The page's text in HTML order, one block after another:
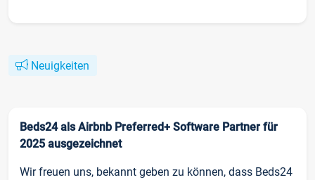
Neuigkeiten
Beds24 als Airbnb Preferred+ Software Partner für
2025 ausgezeichnet
Wir freuen uns, bekannt geben zu können, dass Beds24